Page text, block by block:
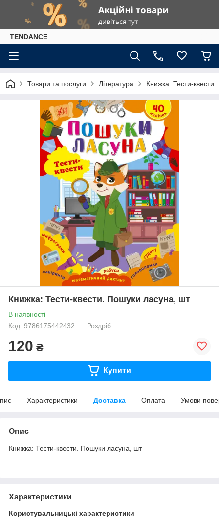
TENDANCE
Товари та послуги Література Книжка: Тести-
Книжка: Тести-квести. Пошуки ласуна, шт
В наявності
Код: 9786175442432
Роздріб
120 ₴
Купити
Характеристики Доставка Оплата Умови
Опис
Книжка: Тести-квести. Пошуки ласуна, шт
Характеристики
Користувальницькі характеристики